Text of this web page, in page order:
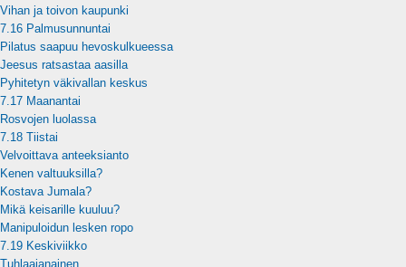
Vihan ja toivon kaupunki
7.16 Palmusunnuntai
Pilatus saapuu hevoskulkueessa
Jeesus ratsastaa aasilla
Pyhitetyn väkivallan keskus
7.17 Maanantai
Rosvojen luolassa
7.18 Tiistai
Velvoittava anteeksianto
Kenen valtuuksilla?
Kostava Jumala?
Mikä keisarille kuuluu?
Manipuloidun lesken ropo
7.19 Keskiviikko
Tuhlaajanainen